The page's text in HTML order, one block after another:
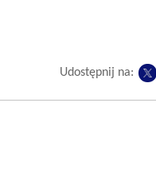
Udostępnij na: